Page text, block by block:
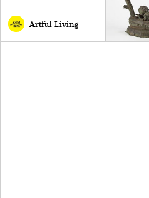
Artful Living